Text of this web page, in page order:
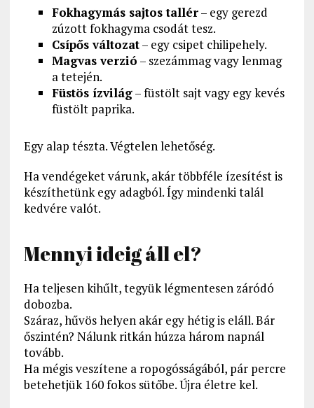
Fokhagymás sajtos tallér– egy gerezd
zúzott fokhagyma csodát tesz.
Csípős változat– egy csipet chilipehely.
Magvas verzió – szezámmag vagy lenmag
a tetején.
Füstös ízvilág– füstölt sajt vagy egy kevés
füstölt paprika.
Egy alap tészta. Végtelen lehetőség.
Ha vendégeket várunk, akár többféle ízesítést is
készíthetünk egy adagból. Így mindenki talál
kedvére valót.
Mennyi ideig áll el?
Ha teljesen kihűlt, tegyük légmentesen záródó
dobozba.
Száraz, hűvös helyen akár egy hétig is eláll. Bár
őszintén? Nálunk ritkán húzza három napnál
tovább.
Ha mégis veszítene a ropogósságából, pár percre
betehetjük 160 fokos sütőbe. Újra életre kel.